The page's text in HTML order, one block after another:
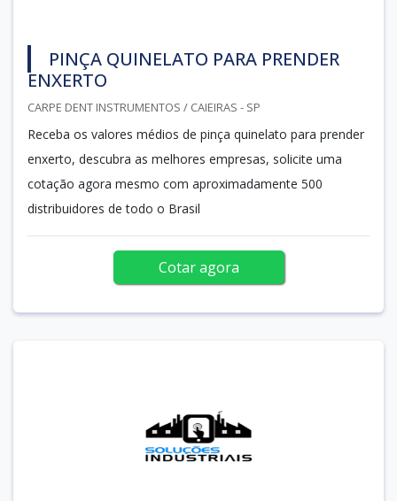
PINÇA QUINELATO PARA PRENDER
ENXERTO
CARPE DENT INSTRUMENTOS / CAIEIRAS - SP
Receba os valores médios de pinça quinelato para prender
enxerto, descubra as melhores empresas, solicite uma
cotação agora mesmo com aproximadamente 500
distribuidores de todo o Brasil
Cotar agora